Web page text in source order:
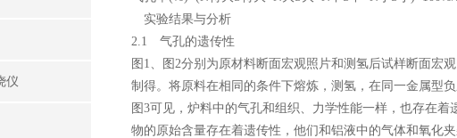
仪
实验结果与分析
2.1 气孔的遗传性
图1、图2分别为原材料断面宏观照片和测氢后试样断面宏
制得。将原料在相同的条件下熔炼，测氢，在同一金属型
图3可见，炉料中的气孔和组织、力学性能一样，也存在
物的原始含量存在着遗传性，他们和铝液中的气体和氧化